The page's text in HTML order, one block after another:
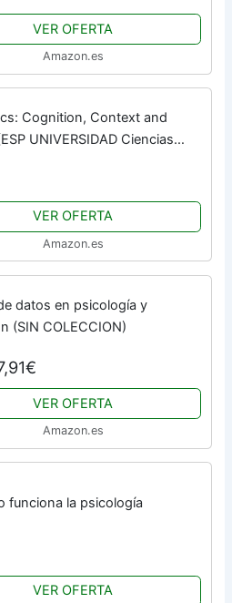
VER OFERTA
Amazon.es
Cognition, Context and
UNIVERSIDAD Ciencias
(SIN COLECCION)
VER OFERTA
Amazon.es
datos en psicología y
(SIN COLECCION)
VER OFERTA
Amazon.es
funciona la psicología
VER OFERTA